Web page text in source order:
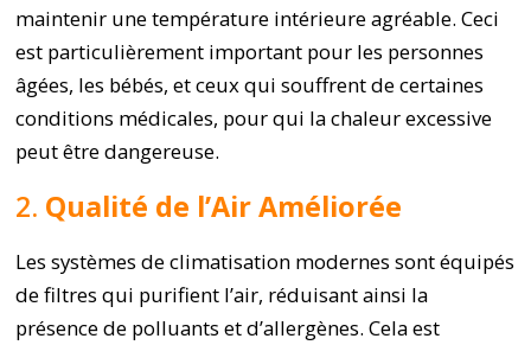
maintenir une température intérieure agréable. Ceci
est particulièrement important pour les personnes
âgées, les bébés, et ceux qui souffrent de certaines
conditions médicales, pour qui la chaleur excessive
peut être dangereuse.
2. Qualité de l’Air Améliorée
Les systèmes de climatisation modernes sont équipés
de filtres qui purifient l’air, réduisant ainsi la
présence de polluants et d’allergènes. Cela est